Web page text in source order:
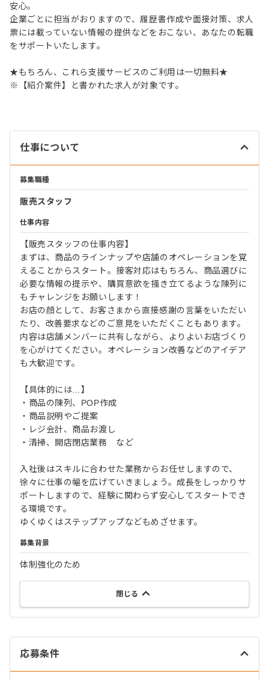
安心。
企業ごとに担当がおりますので、履歴書作成や面接対策、求人
票には載っていない情報の提供などをおこない、あなたの転職
をサポートいたします。
★もちろん、これら支援サービスのご利用は一切無料★
※【紹介案件】と書かれた求人が対象です。
仕事について
募集職種
販売スタッフ
仕事内容
【販売スタッフの仕事内容】
まずは、商品のラインナップや店舗のオペレーションを覚
えることからスタート。接客対応はもちろん、商品選びに
必要な情報の提示や、購買意欲を掻き立てるような陳列に
もチャレンジをお願いします！
お店の顔として、お客さまから直接感謝の言葉をいただい
たり、改善要求などのご意見をいただくこともあります。
内容は店舗メンバーに共有しながら、よりよいお店づくり
を心がけてください。オペレーション改善などのアイデア
も大歓迎です。
【具体的には…】
・商品の陳列、POP作成
・商品説明やご提案
・レジ会計、商品お渡し
・清掃、開店閉店業務 など
入社後はスキルに合わせた業務からお任せしますので、
徐々に仕事の幅を広げていきましょう。成長をしっかりサ
ポートしますので、経験に関わらず安心してスタートでき
る環境です。
ゆくゆくはステップアップなどもめざせます。
募集背景
体制強化のため
閉じる
応募条件